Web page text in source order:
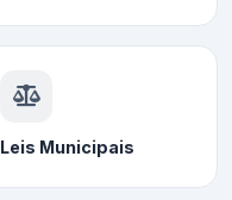
Leis Municipais